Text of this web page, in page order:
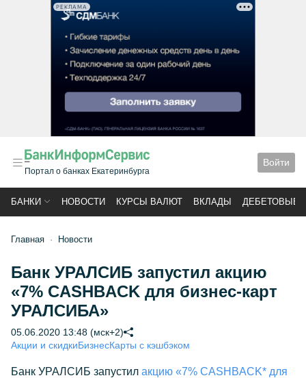
РЕКЛАМА
Портал о банках Екатеринбурга
Войти
БАНКИ НОВОСТИ КУРСЫ ВАЛЮТ ВКЛАДЫ ДЕБЕТОВЫЕ
Главная Новости
Банк УРАЛСИБ запустил акцию
«7% CASHBACK для бизнес-карт
УРАЛСИБА»
05.06.2020 13:48 (мск+2)
Акции и скидкиБизнесКарты с кэшбэком
Банк УРАЛСИБ запустил акцию «7% CASHBACK* для